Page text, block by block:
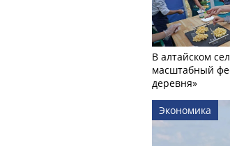
В алтайском
масштабный
деревня»
Экономика